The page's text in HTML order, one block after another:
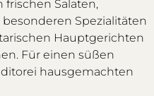
Salaten,
Spezialitäten
Hauptgerichten
Für einen süßen
hausgemachten